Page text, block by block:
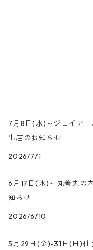
7月8日(水)～ジェイア
出店のお知らせ
2026/7/1
6月17日(水)～丸善丸の
知らせ
2026/6/10
5月29日(金)-31日(日)仙